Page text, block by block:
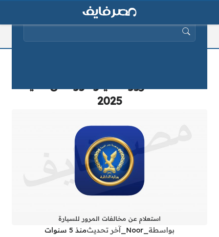
2025
استعلام عن مخالفات المرور للسيارة
بواسطة آخر تحديثمنذ 5 سنوات
البحث عن: